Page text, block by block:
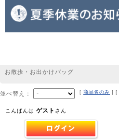
お散歩・お出かけバッグ
並べ替え： [ 商品名のみ ] [
こんばんは ゲスト さん